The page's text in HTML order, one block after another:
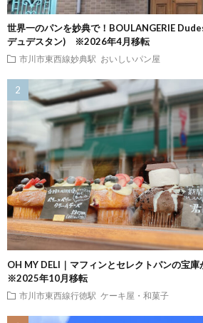
世界一のパンを妙典で！BOULANGERIE
デュデスタン) ※2026年4月移転
市川市東西線妙典駅 おいしいパン屋
OH MY DELI｜マフィンとセレクトパンの宝
※2025年10月移転
市川市東西線行徳駅 ケーキ屋・和菓子